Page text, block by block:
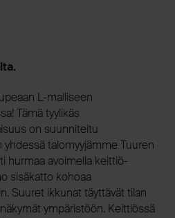
L-malliseen
Tämä tyylikäs
on suunniteltu
talomyyjämme Tuuren
hurmaa avoimella keittiö-
sisäkatto kohoaa
Suuret ikkunat täyttävät tilan
ympäristöön. Keittiössä